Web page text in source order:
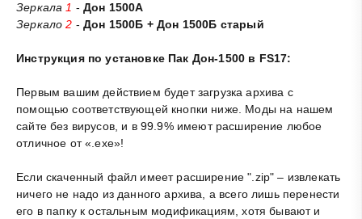
Зеркала1 -Дон 1500А
Зеркало2 -Дон 1500Б + Дон 1500Б старый
Инструкция по установке Пак Дон-1500 в FS17:
Первым вашим действием будет загрузка архива с
помощью соответствующей кнопки ниже. Моды на нашем
сайте без вирусов, и в 99.9% имеют расширение любое
отличное от «.exe»!
Если скаченный файл имеет расширение ".zip" – извлекать
ничего не надо из данного архива, а всего лишь перенести
его в папку к остальным модификациям, хотя бывают и